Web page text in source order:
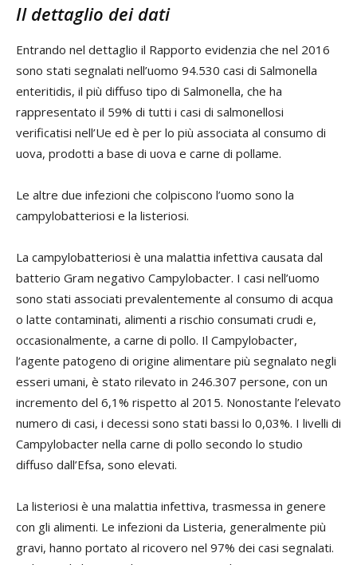
Il dettaglio dei dati
Entrando nel dettaglio il Rapporto evidenzia che nel 2016
sono stati segnalati nell’uomo 94.530 casi di Salmonella
enteritidis, il più diffuso tipo di Salmonella, che ha
rappresentato il 59% di tutti i casi di salmonellosi
verificatisi nell’Ue ed è per lo più associata al consumo di
uova, prodotti a base di uova e carne di pollame.
Le altre due infezioni che colpiscono l’uomo sono la
campylobatteriosi e la listeriosi.
La campylobatteriosi è una malattia infettiva causata dal
batterio Gram negativo Campylobacter. I casi nell’uomo
sono stati associati prevalentemente al consumo di acqua
o latte contaminati, alimenti a rischio consumati crudi e,
occasionalmente, a carne di pollo. Il Campylobacter,
l’agente patogeno di origine alimentare più segnalato negli
esseri umani, è stato rilevato in 246.307 persone, con un
incremento del 6,1% rispetto al 2015. Nonostante l’elevato
numero di casi, i decessi sono stati bassi lo 0,03%. I livelli di
Campylobacter nella carne di pollo secondo lo studio
diffuso dall’Efsa, sono elevati.
La listeriosi è una malattia infettiva, trasmessa in genere
con gli alimenti. Le infezioni da Listeria, generalmente più
gravi, hanno portato al ricovero nel 97% dei casi segnalati.